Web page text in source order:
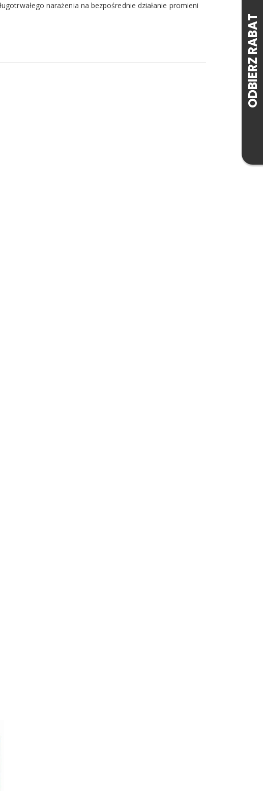
narażenia na bezpośrednie działanie promieni